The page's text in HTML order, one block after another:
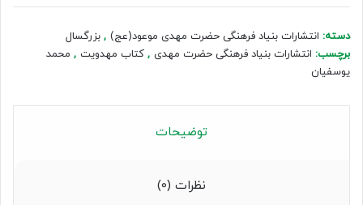
عدد
دسته: انتشارات بنیاد فرهنگی حضرت مهدی موعود(عج) , بزرگسال
برچسب: انتشارات بنیاد فرهنگی حضرت مهدی , کتاب مهدویت , محمد
يوسفيان
توضیحات
نظرات (0)